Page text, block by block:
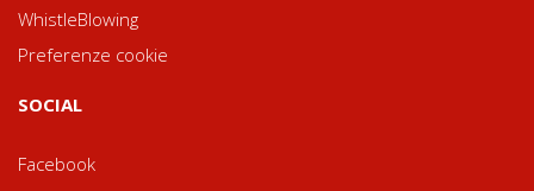
WhistleBlowing
Preferenze cookie
SOCIAL
Facebook